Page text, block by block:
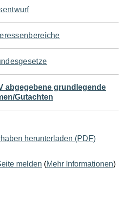
abgegebene grundlegende
Gutachten
herunterladen (PDF)
melden (Mehr Informationen)